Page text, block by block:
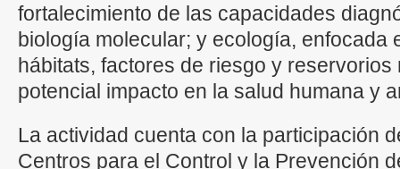
fortalecimiento de las capacidades
biología molecular; y ecología, enfocada
hábitats, factores de riesgo y
potencial impacto en la salud humana y
La actividad cuenta con la participación
Centros para el Control y la Prevención